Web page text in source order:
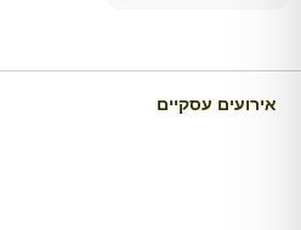
אירועים עסקיים